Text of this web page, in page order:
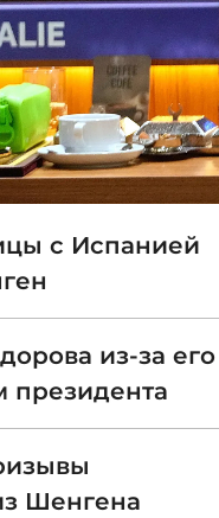
с Испанией
из-за его
президента
Шенгена